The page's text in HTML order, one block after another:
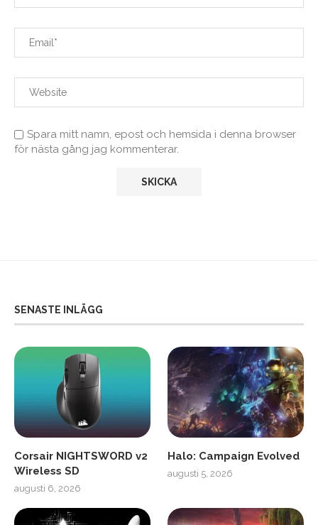
Spara mitt namn, epost och hemsida i denna browser
för nästa gång jag kommenterar.
SENASTE INLÄGG
Corsair NIGHTSWORD v2
Wireless SD
augusti 6, 2026
Halo: Campaign Evolved
augusti 5, 2026